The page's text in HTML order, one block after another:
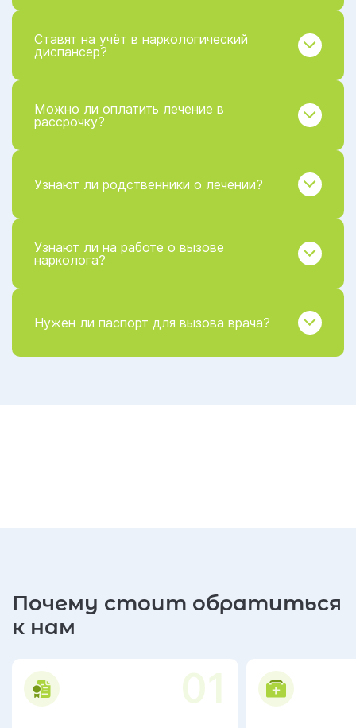
Ставят на учёт в наркологический
диспансер?
Можно ли оплатить лечение в
рассрочку?
Узнают ли родственники о лечении?
Узнают ли на работе о вызове
нарколога?
Нужен ли паспорт для вызова врача?
Почему стоит обратиться
к нам
01